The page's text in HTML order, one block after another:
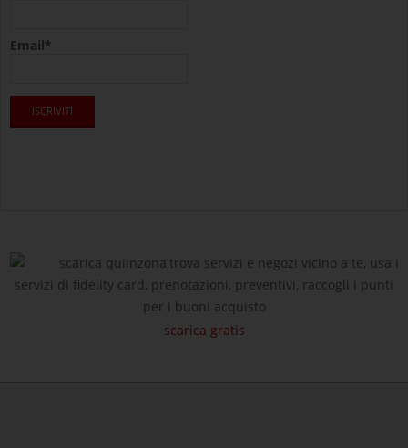
Email*
scarica quiinzona,trova servizi e negozi vicino a te, usa i
servizi di fidelity card, prenotazioni, preventivi, raccogli i punti
per i buoni acquisto
scarica gratis